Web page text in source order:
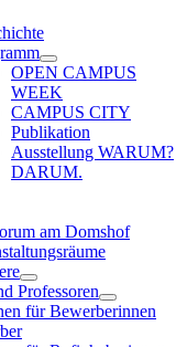
OPEN CAMPUS
WEEK
CAMPUS CITY
Publikation
Ausstellung WARUM?
DARUM.
am Domshof
Professoren
für Bewerberinnen